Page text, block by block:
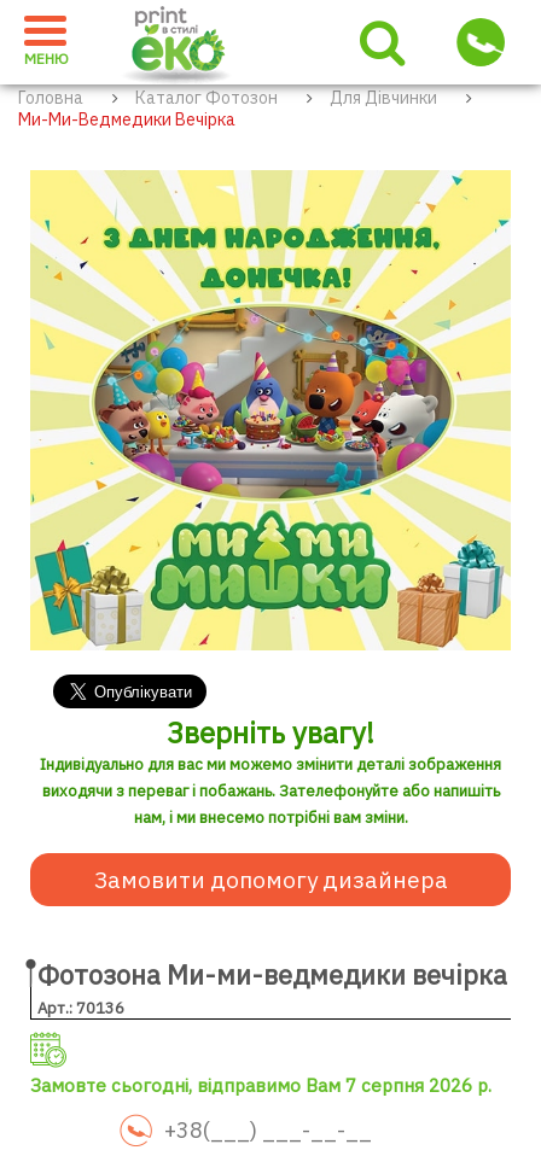
МЕНЮ
Головна Каталог Фотозон
Для Дівчинки
Ми-Ми-Ведмедики Вечірка
Зверніть увагу!
Індивідуально для вас ми можемо змінити деталі зображення
виходячи з переваг і побажань. Зателефонуйте або напишіть
нам, і ми внесемо потрібні вам зміни.
Замовити допомогу дизайнера
Фотозона Ми-ми-ведмедики вечірка
Арт.: 70136
Замовте сьогодні, відправимо Вам 7 серпня 2026 р.